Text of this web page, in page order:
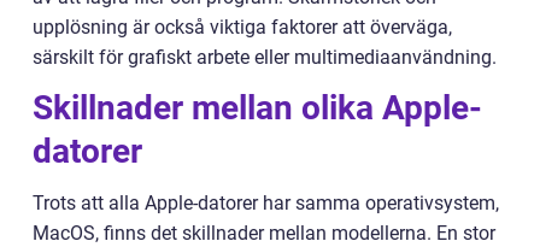
upplösning är också viktiga faktorer att överväga,
särskilt för grafiskt arbete eller multimediaanvändning.
Skillnader mellan olika Apple-
datorer
Trots att alla Apple-datorer har samma operativsystem,
MacOS, finns det skillnader mellan modellerna. En stor